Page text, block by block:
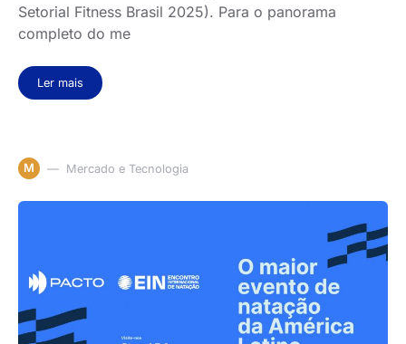
Setorial Fitness Brasil 2025). Para o panorama
completo do me
Ler mais
M Mercado e Tecnologia